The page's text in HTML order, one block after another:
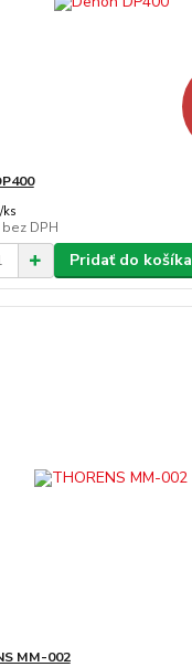
/ks
bez DPH
Pridať do košíka
MM-002